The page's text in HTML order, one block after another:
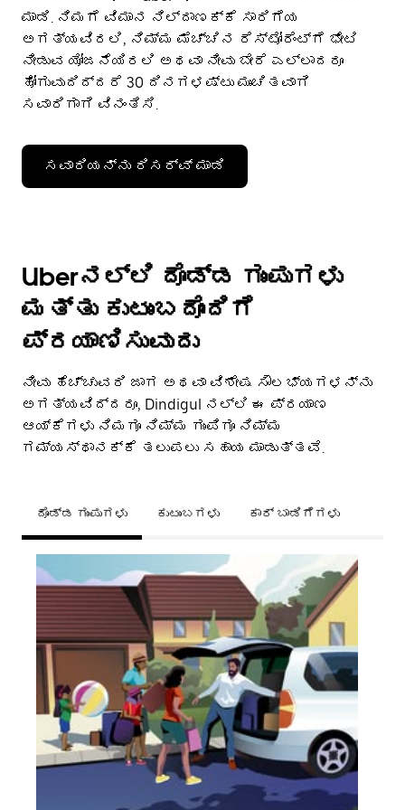
ಮಾಡಿ. ನಿಮಗೆ ವಿಮಾನ ನಿಲ್ದಾಣಕ್ಕೆ ಸಾರಿಗೆಯ
ಅಗತ್ಯವಿರಲಿ, ನಿಮ್ಮ ಮೆಚ್ಚಿನ ರೆಸ್ಟೋರೆಂಟ್‌ಗೆ ಭೇಟಿ
ನೀಡುವ ಯೋಜನೆಯಿರಲಿ ಅಥವಾ ನೀವು ಬೇರೆ ಎಲ್ಲಾದರೂ
ಹೋಗುವುದಿದ್ದರೆ 30 ದಿನಗಳಷ್ಟು ಮುಂಚಿತವಾಗಿ
ಸವಾರಿಗಾಗಿ ವಿನಂತಿಸಿ.
ಸವಾರಿಯನ್ನು ರಿಸರ್ವ್ ಮಾಡಿ
Uberನಲ್ಲಿ ದೊಡ್ಡ ಗುಂಪುಗಳು
ಮತ್ತು ಕುಟುಂಬದೊಂದಿಗೆ
ಪ್ರಯಾಣಿಸುವುದು
ನೀವು ಹೆಚ್ಚುವರಿ ಜಾಗ ಅಥವಾ ವಿಶೇಷ ಸೌಲಭ್ಯಗಳನ್ನು
ಅಗತ್ಯವಿದ್ದರೂ, Dindigul ನಲ್ಲಿ ಈ ಪ್ರಯಾಣ
ಆಯ್ಕೆಗಳು ನಿಮಗೂ ನಿಮ್ಮ ಗುಂಪಿಗೂ ನಿಮ್ಮ
ಗಮ್ಯಸ್ಥಾನಕ್ಕೆ ತಲುಪಲು ಸಹಾಯ ಮಾಡುತ್ತವೆ.
ದೊಡ್ಡ ಗುಂಪುಗಳು ಕುಟುಂಬಗಳು ಕಾರ್ ಬಾಡಿಗೆಗಳು